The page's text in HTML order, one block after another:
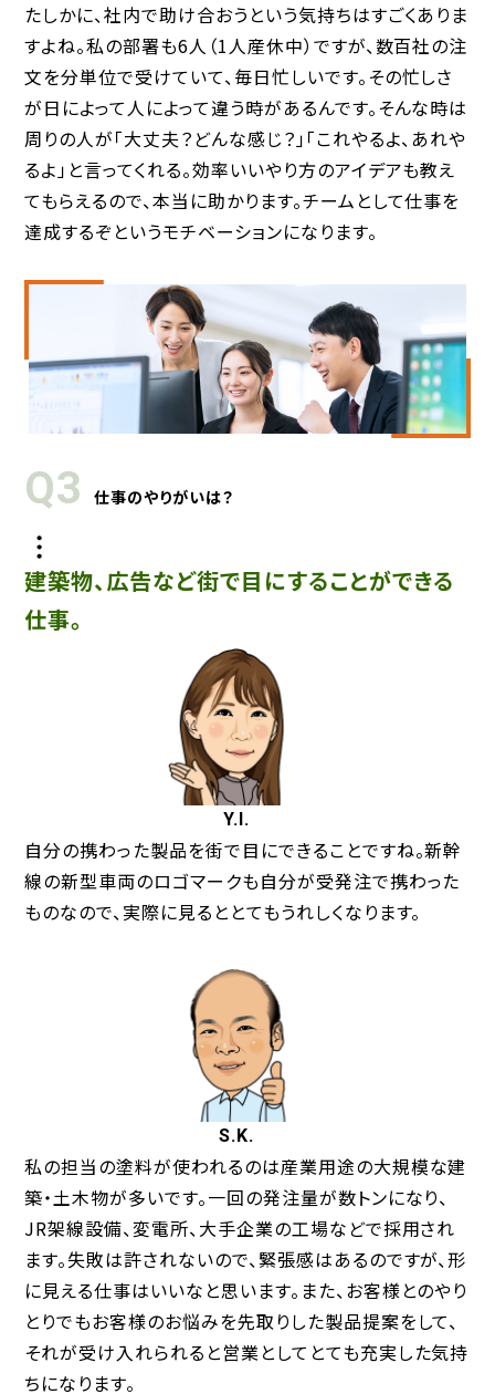
たしかに、社内で助け合おうという気持ちはすごくありま
すよね。私の部署も6人（1人産休中）ですが、数百社の注
文を分単位で受けていて、毎日忙しいです。その忙しさ
が日によって人によって違う時があるんです。そんな時は
周りの人が「大丈夫？どんな感じ？」「これやるよ、あれや
るよ」と言ってくれる。効率いいやり方のアイデアも教え
てもらえるので、本当に助かります。チームとして仕事を
達成するぞというモチベーションになります。
Q3 仕事のやりがいは？
建築物、広告など街で目にすることができる
仕事。
Y.I.
自分の携わった製品を街で目にできることですね。新幹
線の新型車両のロゴマークも自分が受発注で携わった
ものなので、実際に見るととてもうれしくなります。
S.K.
私の担当の塗料が使われるのは産業用途の大規模な建
築・土木物が多いです。一回の発注量が数トンになり、
JR架線設備、変電所、大手企業の工場などで採用され
ます。失敗は許されないので、緊張感はあるのですが、形
に見える仕事はいいなと思います。また、お客様とのやり
とりでもお客様のお悩みを先取りした製品提案をして、
それが受け入れられると営業としてとても充実した気持
ちになります。